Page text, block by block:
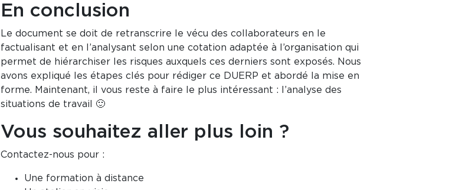
En conclusion
Le document se doit de retranscrire le vécu des collaborateurs en le
factualisant et en l’analysant selon une cotation adaptée à l’organisation qui
permet de hiérarchiser les risques auxquels ces derniers sont exposés. Nous
avons expliqué les étapes clés pour rédiger ce DUERP et abordé la mise en
forme. Maintenant, il vous reste à faire le plus intéressant : l’analyse des
situations de travail 🙂
Vous souhaitez aller plus loin ?
Contactez-nous pour :
Une formation à distance